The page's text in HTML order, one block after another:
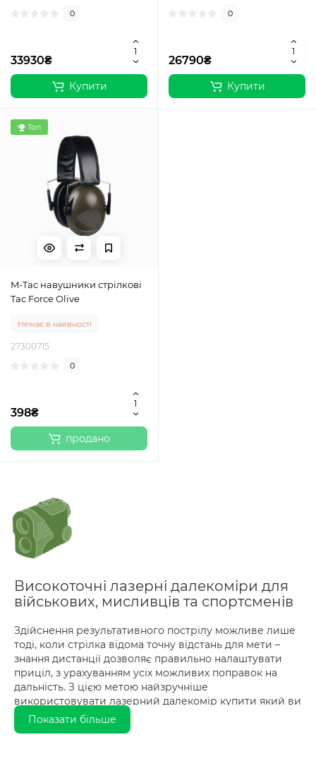
0
33930₴
Купити
0
26790₴
Купити
Топ
M-Tac навушники стрілкові
Tac Force Olive
Немає в наявності
27300715
0
398₴
продано
Високоточні лазерні далекоміри для
військових, мисливців та спортсменів
Здійснення результативного пострілу можливе лише
тоді, коли стрілка відома точну відстань для мети –
знання дистанції дозволяє правильно налаштувати
приціл, з урахуванням усіх можливих поправок на
дальність. З цією метою найзручніше
використовувати лазерний далекомір купити який ви
зможете на сайті інтернет-магазину Unit.
Показати більше